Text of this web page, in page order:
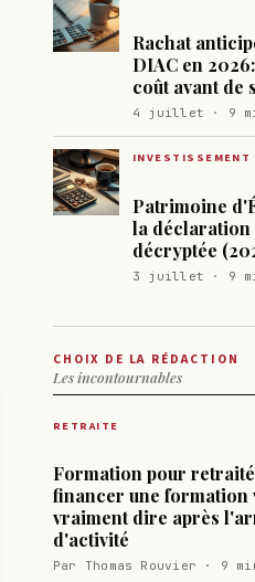
Rachat
DIAC en
coût avant de
4 juillet · 9
INVESTISSEMENT
Patrimoine
la déclaration
décryptée
3 juillet · 9
CHOIX DE LA RÉDACTION
Les incontournables
RETRAITE
Formation pour
financer une formation
vraiment dire après
d'activité
Par Thomas Rouvier · 9